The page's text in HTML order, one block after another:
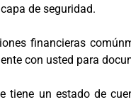
de seguridad.
financieras
con usted para
tiene un estado de